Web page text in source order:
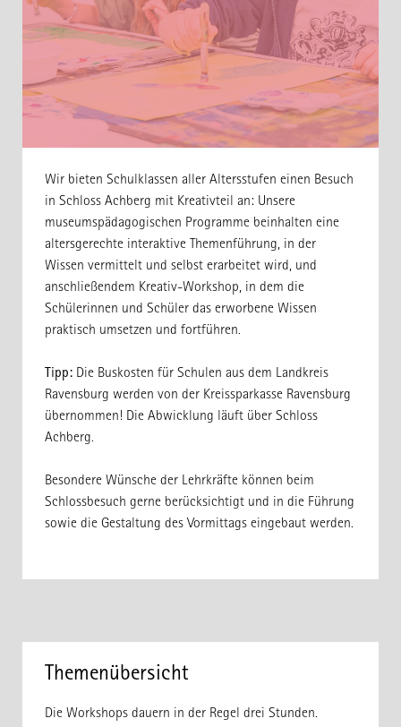
Wir bieten Schulklassen aller Altersstufen einen Besuch
in Schloss Achberg mit Kreativteil an: Unsere
museumspädagogischen Programme beinhalten eine
altersgerechte interaktive Themenführung, in der
Wissen vermittelt und selbst erarbeitet wird, und
anschließendem Kreativ-Workshop, in dem die
Schülerinnen und Schüler das erworbene Wissen
praktisch umsetzen und fortführen.
Tipp: Die Buskosten für Schulen aus dem Landkreis
Ravensburg werden von der Kreissparkasse Ravensburg
übernommen! Die Abwicklung läuft über Schloss
Achberg.
Besondere Wünsche der Lehrkräfte können beim
Schlossbesuch gerne berücksichtigt und in die Führung
sowie die Gestaltung des Vormittags eingebaut werden.
Themenübersicht
Die Workshops dauern in der Regel drei Stunden.